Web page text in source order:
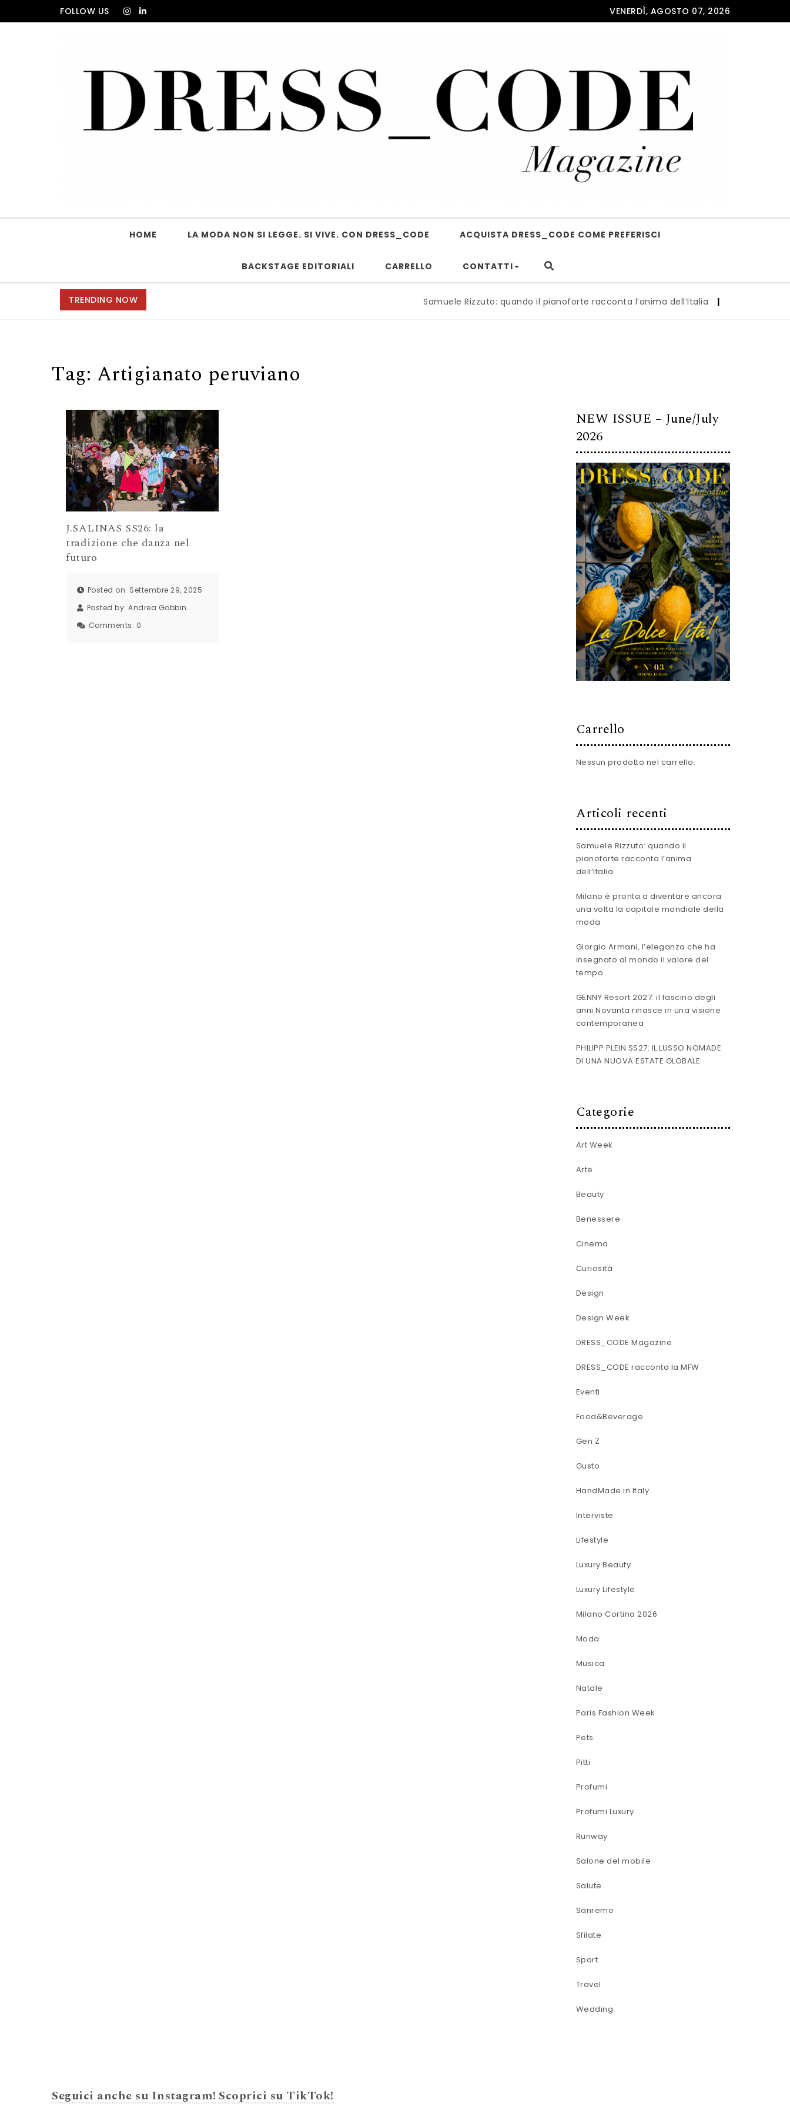
Skip to contentFOLLOW US VENERDÌ, AGOSTO 07, 2026
HOME LA MODA NON SI LEGGE. SI VIVE. CON DRESS_CODE ACQUISTA DRESS_CODE COME PREFERISCI
BACKSTAGE EDITORIALI CARRELLO CONTATTI
TRENDING NOW Samuele Rizzuto: quando il pianoforte racconta l’anima dell’Italia | Milano è pronta a
Tag: Artigianato peruviano
J.SALINAS SS26: la
tradizione che danza nel
futuro
Posted on: Settembre 29, 2025
Posted by: Andrea Gobbin
Comments: 0
NEW ISSUE – June/July
2026
Carrello
Nessun prodotto nel carrello.
Articoli recenti
Samuele Rizzuto: quando il
pianoforte racconta l’anima
dell’Italia
Milano è pronta a diventare ancora
una volta la capitale mondiale della
moda
Giorgio Armani, l’eleganza che ha
insegnato al mondo il valore del
tempo
GENNY Resort 2027: il fascino degli
anni Novanta rinasce in una visione
contemporanea
PHILIPP PLEIN SS27: IL LUSSO NOMADE
DI UNA NUOVA ESTATE GLOBALE
Categorie
Art Week
Arte
Beauty
Benessere
Cinema
Curiosità
Design
Design Week
DRESS_CODE Magazine
DRESS_CODE racconta la MFW
Eventi
Food&Beverage
Gen Z
Gusto
HandMade in Italy
Interviste
Lifestyle
Luxury Beauty
Luxury Lifestyle
Milano Cortina 2026
Moda
Musica
Natale
Paris Fashion Week
Pets
Pitti
Profumi
Profumi Luxury
Runway
Salone del mobile
Salute
Sanremo
Sfilate
Sport
Travel
Wedding
Seguici anche su Instagram! Scoprici su TikTok!